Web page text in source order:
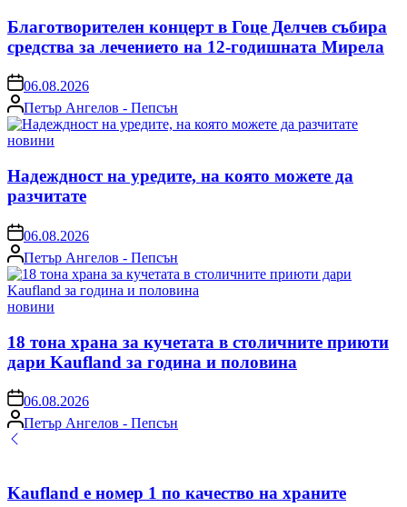
Благотворителен концерт в Гоце Делчев събира
средства за лечението на 12-годишната Мирела
on06.08.2026
Posted
by
Петър Ангелов - Пепсън
Posted
новини
Надеждност на уредите, на която можете да
разчитате
on06.08.2026
Posted
by
Петър Ангелов - Пепсън
Posted
новини
18 тона храна за кучетата в столичните приюти
дари Kaufland за година и половина
on06.08.2026
Posted
by
Петър Ангелов - Пепсън
Kaufland е номер 1 по качество на храните